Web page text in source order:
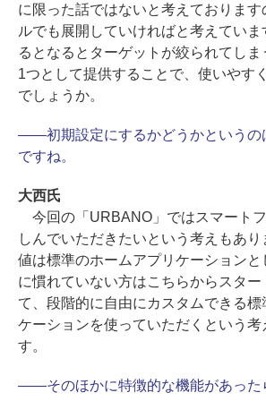
に限った話ではないと考えておりま
ルでも展開していければと考えてい
るとなるとターゲットが絞られてし
1つとして提供することで、使いやす
でしょうか。
――初期設定にするかどうかというの
ですね。
大西氏
今回の「URBANO」ではスマート
しんでいただきたいという考えもあ
値は標準のホームアプリケーションと
に慣れていない方はこちらからスター
て、段階的に自由にカスタムできる標
ケーションを使っていただくという考
す。
――そのほかに特徴的な機能があった